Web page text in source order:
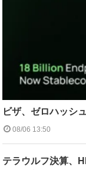
ビザ、ゼロハッシ
08/06 13:50
テラウルフ決算、